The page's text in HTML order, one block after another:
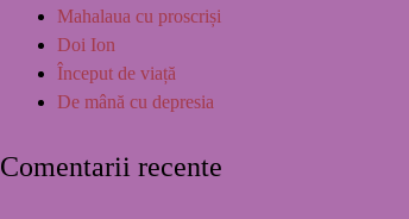
Mahalaua cu proscriși
Doi Ion
Început de viață
De mână cu depresia
Comentarii recente